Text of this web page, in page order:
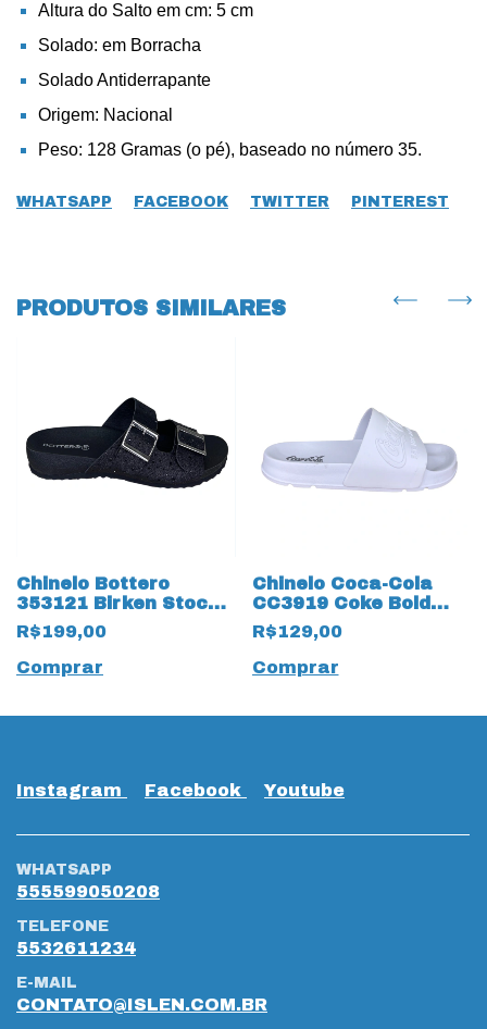
Altura do Salto em cm: 5 cm
Solado: em Borracha
Solado Antiderrapante
Origem: Nacional
Peso: 128 Gramas (o pé), baseado no número 35.
WHATSAPP FACEBOOK TWITTER PINTEREST
PRODUTOS SIMILARES
Chinelo Bottero
353121 Birken Stock
Astral Preto
R$199,00
Comprar
Chinelo Coca-Cola
CC3919 Coke Bold
Slide Injetado Branco
R$129,00
Comprar
Instagram Facebook Youtube
WHATSAPP
555599050208
TELEFONE
5532611234
E-MAIL
CONTATO@ISLEN.COM.BR